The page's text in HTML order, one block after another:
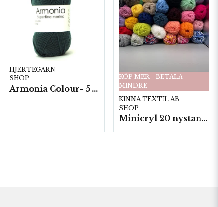
HJERTEGARN
SHOP
Armonia Colour- 5 härv/fp. a100 g.
KÖP MER - BETALA
MINDRE
KINNA TEXTIL AB
SHOP
Minicryl 20 nystan a25g./fp.